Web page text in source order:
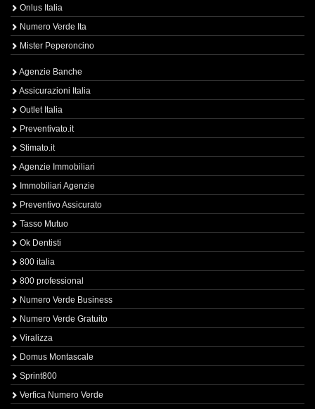
Onlus Italia
Numero Verde Ita
Mister Peperoncino
Agenzie Banche
Assicurazioni Italia
Outlet Italia
Preventivato.it
Stimato.it
Agenzie Immobiliari
Immobiliari Agenzie
Preventivo Assicurato
Tasso Mutuo
Ok Dentisti
800 italia
800 professional
Numero Verde Business
Numero Verde Gratuito
Viralizza
Domus Montascale
Sprint800
Verfica Numero Verde